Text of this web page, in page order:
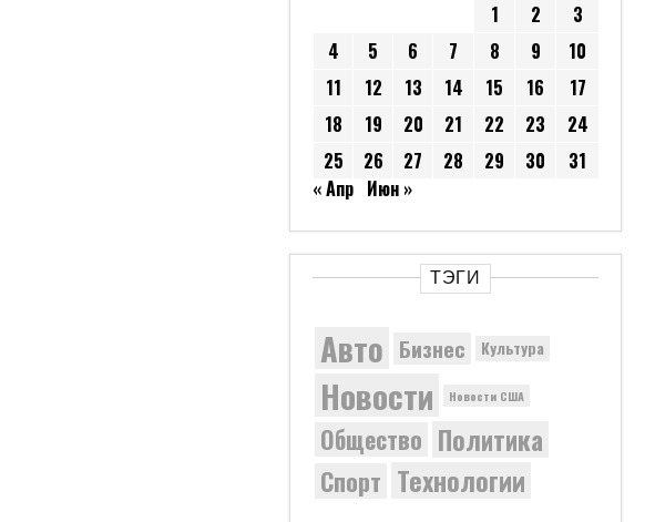
1 2
3
4
5 6 7 8 9
10
11
12 13 14 15 16
17
18
19 20 21 22 23
24
25
26 27 28 29 30
31
« Апр Июн »
ТЭГИ
Авто Бизнес Культура
Новости Новости США
Общество Политика
Спорт Технологии